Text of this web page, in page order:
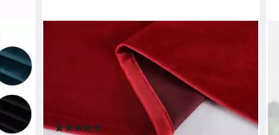
Schiebegardine (2 St), Klettband,
verdunkelnd, Samt, Milano Samt
blickdicht Blackout Paneelwagen